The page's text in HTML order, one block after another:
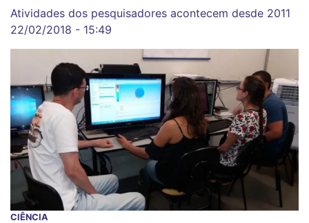
Atividades dos pesquisadores acontecem desde 2011
22/02/2018 - 15:49
CIÊNCIA